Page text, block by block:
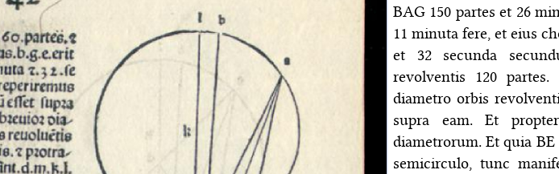
BAG 150 partes et 26
11 minuta fere, et eius
et 32 secunda
revolventis 120
diametro orbis
supra eam. Et
diametrorum. Et quia
semicirculo, tunc